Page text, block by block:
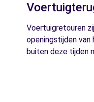
Voertuigretouren
openingstijden
buiten deze tijden